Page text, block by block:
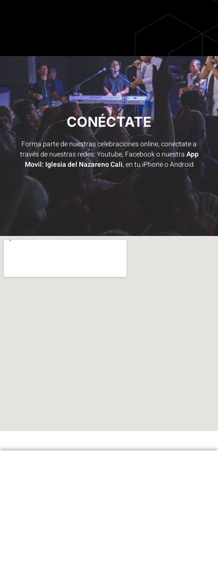
CONÉCTATE
Forma parte de nuestras celebraciones online, conéctate a
través de nuestras redes: Youtube, Facebook o nuestraApp
Movil: Iglesia del Nazareno Cali, en tu iPhone o Android